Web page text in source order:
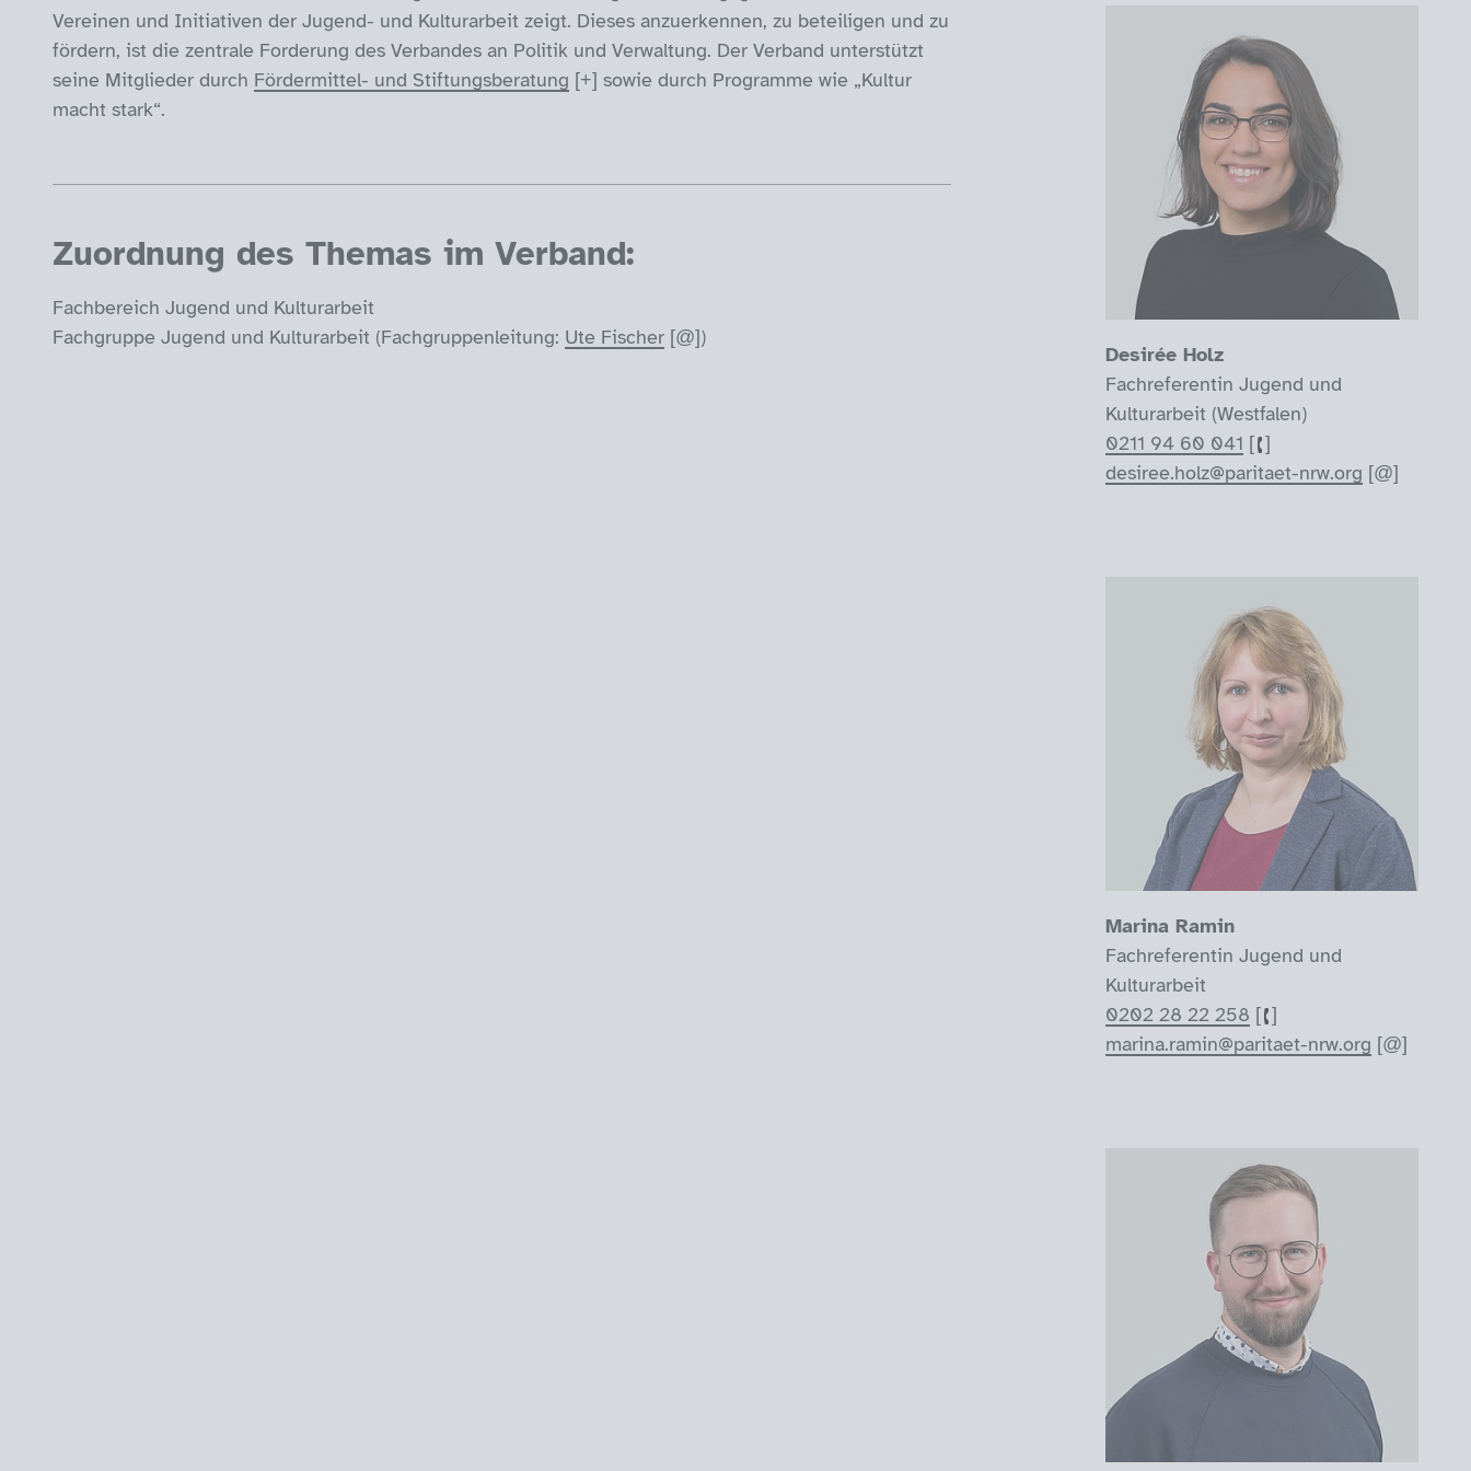
Vereinen und Initiativen der Jugend- und Kulturarbeit zeigt. Dieses anzuerkennen, zu beteiligen und zu
fördern, ist die zentrale Forderung des Verbandes an Politik und Verwaltung. Der Verband unterstützt
seine Mitglieder durch Fördermittel- und Stiftungsberatung
sowie durch Programme wie „Kultur
macht stark“.
Zuordnung des Themas im Verband:
Fachbereich Jugend und Kulturarbeit
Fachgruppe Jugend und Kulturarbeit (Fachgruppenleitung: Ute Fischer )
Desirée Holz
Fachreferentin Jugend und
Kulturarbeit (Westfalen)
0211 94 60 041
desiree.holz@paritaet-nrw.org
Marina Ramin
Fachreferentin Jugend und
Kulturarbeit
0202 28 22 258
marina.ramin@paritaet-nrw.org